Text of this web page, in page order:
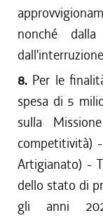
nonché
8. Per le
spesa di 5
sulla
competitività)
Artigianato) -
dello stato di
gli anni